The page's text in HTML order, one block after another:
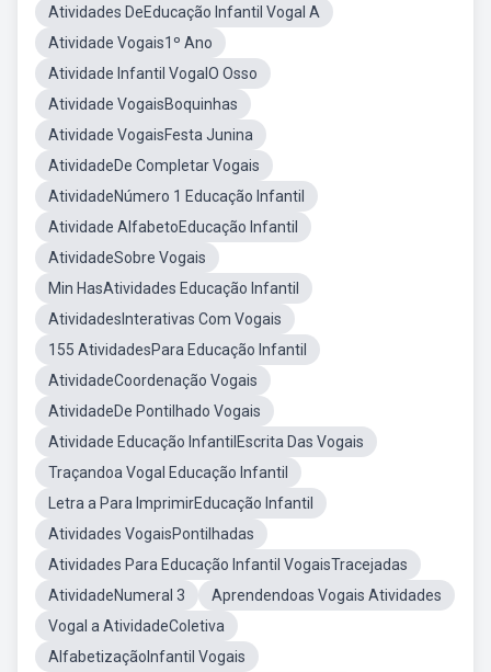
Atividades DeEducação Infantil Vogal A
Atividade Vogais1º Ano
Atividade Infantil VogalO Osso
Atividade VogaisBoquinhas
Atividade VogaisFesta Junina
AtividadeDe Completar Vogais
AtividadeNúmero 1 Educação Infantil
Atividade AlfabetoEducação Infantil
AtividadeSobre Vogais
Min HasAtividades Educação Infantil
AtividadesInterativas Com Vogais
155 AtividadesPara Educação Infantil
AtividadeCoordenação Vogais
AtividadeDe Pontilhado Vogais
Atividade Educação InfantilEscrita Das Vogais
Traçandoa Vogal Educação Infantil
Letra a Para ImprimirEducação Infantil
Atividades VogaisPontilhadas
Atividades Para Educação Infantil VogaisTracejadas
AtividadeNumeral 3
Aprendendoas Vogais Atividades
Vogal a AtividadeColetiva
AlfabetizaçãoInfantil Vogais